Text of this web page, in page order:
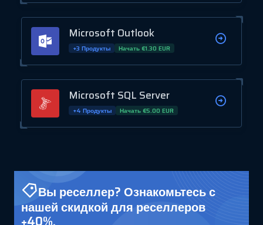
Microsoft Outlook
+3 Продукты Начать €1.30 EUR
Microsoft SQL Server
+4 Продукты Начать €5.00 EUR
Вы реселлер? Ознакомьтесь с
нашей скидкой для реселлеров